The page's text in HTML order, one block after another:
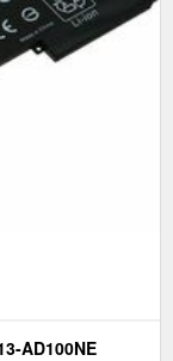
AD100NE